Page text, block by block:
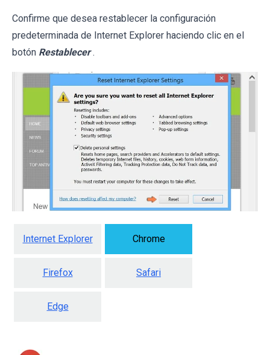
Confirme que desea restablecer la configuración
predeterminada de Internet Explorer haciendo clic en el
botón Restablecer .
Internet Explorer Chrome
Firefox Safari
Edge